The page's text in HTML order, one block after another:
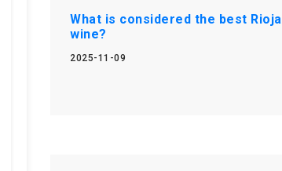
What is considered the best Rioja
wine?
2025-11-09